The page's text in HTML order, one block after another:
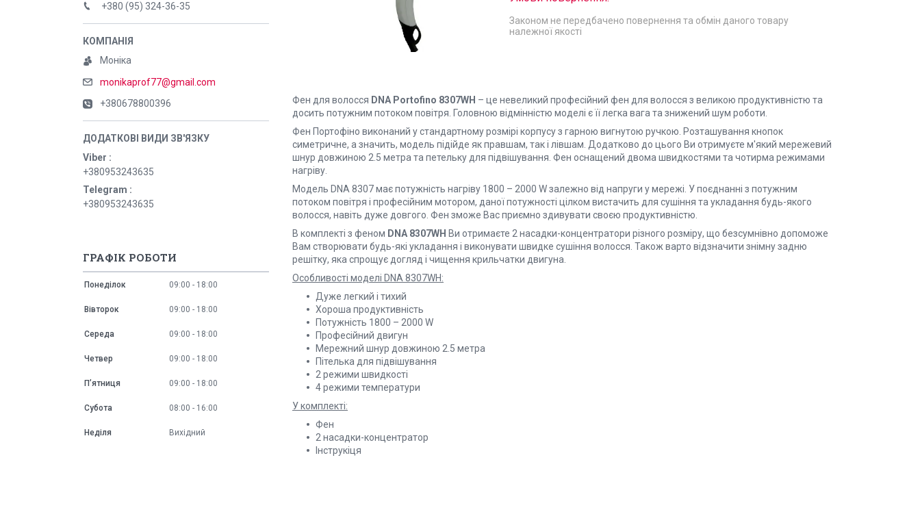
Законом не передбачено повернення та обмін даного товару
належної якості
Фен для волосся DNA Portofino 8307WH – це невеликий професійний фен для волосся з великою продуктивністю та
досить потужним потоком повітря. Головною відмінністю моделі є її легка вага та знижений шум роботи.
Фен Портофіно виконаний у стандартному розмірі корпусу з гарною вигнутою ручкою. Розташування кнопок
симетричне, а значить, модель підійде як правшам, так і лівшам. Додатково до цього Ви отримуєте м'який мережевий
шнур довжиною 2.5 метра та петельку для підвішування. Фен оснащений двома швидкостями та чотирма режимами
нагріву.
Модель DNA 8307 має потужність нагріву 1800 – 2000 W залежно від напруги у мережі. У поєднанні з потужним
потоком повітря і професійним мотором, даної потужності цілком вистачить для сушіння та укладання будь-якого
волосся, навіть дуже довгого. Фен зможе Вас приємно здивувати своєю продуктивністю.
В комплекті з феном DNA 8307WH Ви отримаєте 2 насадки-концентратори різного розміру, що безсумнівно допоможе
Вам створювати будь-які укладання і виконувати швидке сушіння волосся. Також варто відзначити знімну задню
решітку, яка спрощує догляд і чищення крильчатки двигуна.
Особливості моделі DNA 8307WH:
Дуже легкий і тихий
Хороша продуктивність
Потужність 1800 – 2000 W
Професійний двигун
Мережний шнур довжиною 2.5 метра
Пітелька для підвішування
2 режими швидкості
4 режими температури
У комплекті:
Фен
2 насадки-концентратор
Інструкіця
+380 (95) 324-36-35
Моніка
monikaprof77@gmail.com
+380678800396
Viber
+380953243635
Telegram
+380953243635
ГРАФІК РОБОТИ
Понеділок 09:00 18:00
Вівторок 09:00 18:00
Середа 09:00 18:00
Четвер 09:00 18:00
Пʼятниця 09:00 18:00
Субота 08:00 16:00
Неділя Вихідний